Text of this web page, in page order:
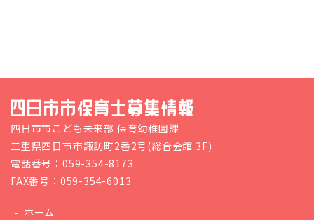
四日市市こども未来部 保育幼稚園課
三重県四日市市諏訪町2番2号(総合会館 3F)
電話番号：059-354-8173
FAX番号：059-354-6013
ホーム